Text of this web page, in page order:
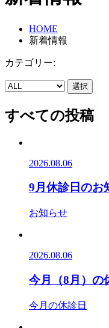
HOME
新着情報
カテゴリー:
選択
すべての投稿
2026.08.06
9月休診日のお
お知らせ
2026.08.06
今月（8月）の
今月の休診日